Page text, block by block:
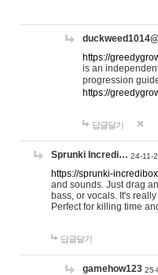
https://
is an
progression
https://
답글달기
Sprunki Incredi… 24-11-
https://sprunki-
and sounds. Just drag
bass, or vocals. It's
Perfect for killing time
답글달기
gamehow123 25-